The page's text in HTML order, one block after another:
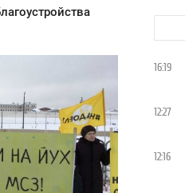
16:19
12:27
12:16